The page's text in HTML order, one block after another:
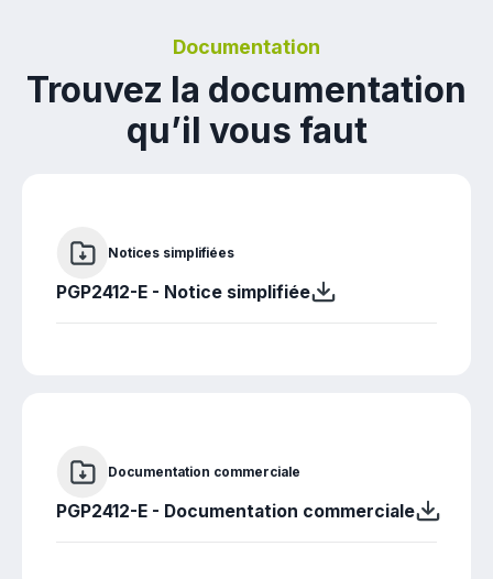
Documentation
Trouvez la documentation
qu’il vous faut
Notices simplifiées
PGP2412-E - Notice simplifiée
Documentation commerciale
PGP2412-E - Documentation commerciale